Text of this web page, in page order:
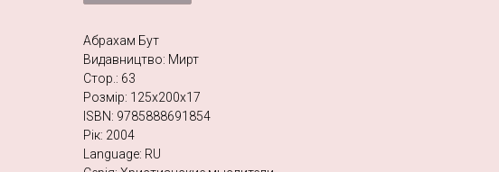
Абрахам Бут
Видавництво: Мирт
Стор.: 63
Розмір: 125х200х17
ISBN: 9785888691854
Рік: 2004
Language: RU